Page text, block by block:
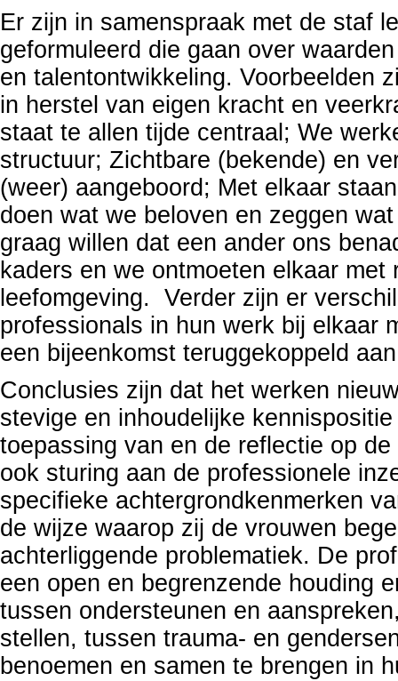
Er zijn in samenspraak met de staf
geformuleerd die gaan over
en talentontwikkeling. Voorbeelden
in herstel van eigen kracht en
staat te allen tijde centraal; We
structuur; Zichtbare (bekende) en
(weer) aangeboord; Met elkaar
doen wat we beloven en zeggen
graag willen dat een ander ons
kaders en we ontmoeten elkaar
leefomgeving. Verder zijn er
professionals in hun werk bij elkaar
een bijeenkomst teruggekoppeld
Conclusies zijn dat het werken
stevige en inhoudelijke
toepassing van en de reflectie op
ook sturing aan de professionele
specifieke achtergrondkenmerken
de wijze waarop zij de vrouwen
achterliggende problematiek. De
een open en begrenzende houding
tussen ondersteunen en
stellen, tussen trauma- en
benoemen en samen te brengen in